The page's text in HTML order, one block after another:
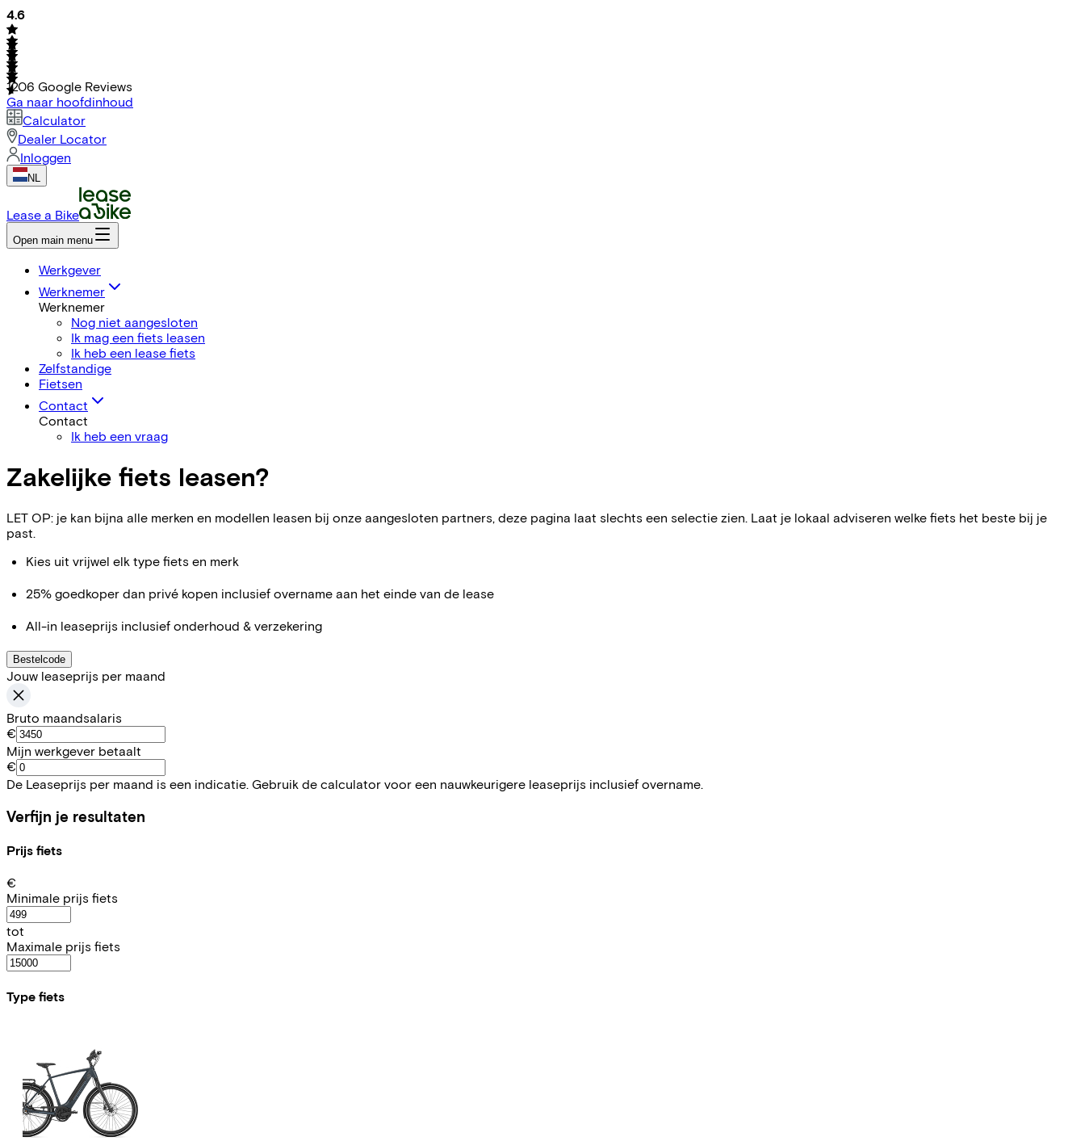
4.6
1206 Google Reviews
Ga naar hoofdinhoud
Calculator
Dealer Locator
Inloggen
NL
Lease a Bike
Open main menu
Werkgever
Werknemer
Werknemer
Nog niet aangesloten
Ik mag een fiets leasen
Ik heb een lease fiets
Zelfstandige
Fietsen
Contact
Contact
Ik heb een vraag
Zakelijke fiets leasen?
LET OP: je kan bijna alle merken en modellen leasen bij onze aangesloten partners, deze pagina laat slechts een selectie zien. Laat je lokaal adviseren welke fiets het beste bij je
past.
Kies uit vrijwel elk type fiets en merk
25% goedkoper dan privé kopen inclusief overname aan het einde van de lease
All-in leaseprijs inclusief onderhoud & verzekering
Bestelcode
Jouw leaseprijs per maand
Bruto maandsalaris
€
Mijn werkgever betaalt
€
De Leaseprijs per maand is een indicatie. Gebruik de calculator voor een nauwkeurigere leaseprijs inclusief overname.
Verfijn je resultaten
Prijs fiets
€
Minimale prijs fiets
tot
Maximale prijs fiets
Type fiets